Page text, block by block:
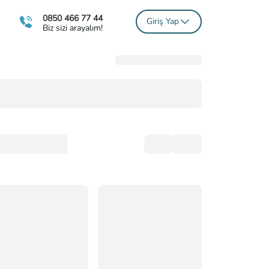
0850 466 77 44
Biz sizi arayalım!
Giriş Yap